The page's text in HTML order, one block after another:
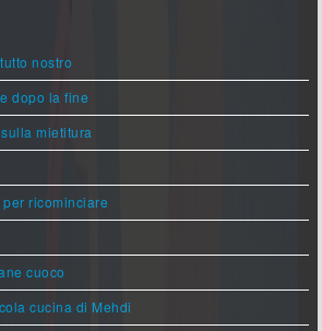
nostro
dopo la fine
mietitura
ricominciare
cuoco
cucina di Mehdi